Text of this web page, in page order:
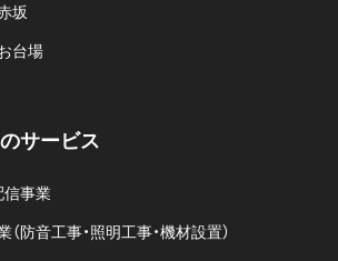
坂
台場
サービス
信事業
防音工事・照明工事・機材設置）